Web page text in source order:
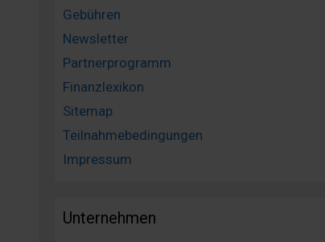
Gebühren
Newsletter
Partnerprogramm
Finanzlexikon
Sitemap
Teilnahmebedingungen
Impressum
Unternehmen